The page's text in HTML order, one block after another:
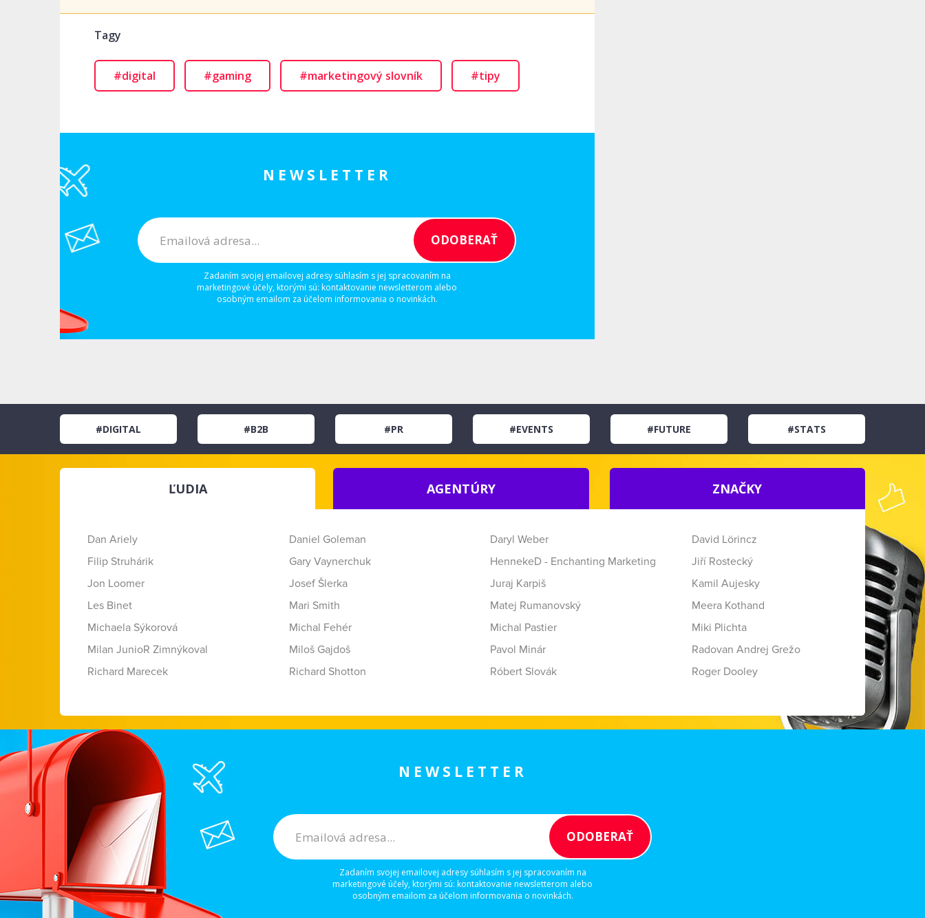
Tagy
#digital #gaming #marketingový slovník #tipy
NEWSLETTER
Zadaním svojej emailovej adresy súhlasím s jej spracovaním na
marketingové účely, ktorými sú: kontaktovanie newsletterom alebo
osobným emailom za účelom informovania o novinkách.
#DIGITAL #B2B #PR #EVENTS #FUTURE #STATS
ĽUDIA AGENTÚRY ZNAČKY
Dan Ariely Daniel Goleman Daryl Weber
David Lörincz
Filip Struhárik
Gary Vaynerchuk HennekeD - Enchanting Marketing
Jiří Rostecký
Jon Loomer
Josef Šlerka Juraj Karpiš
Kamil Aujesky
Les Binet
Mari Smith Matej Rumanovský
Meera Kothand
Michaela Sýkorová
Michal Fehér Michal Pastier
Miki Plichta
Milan JunioR Zimnýkoval
Miloš Gajdoš Pavol Minár
Radovan Andrej Grežo
Richard Marecek
Richard Shotton Róbert Slovák Roger Dooley
NEWSLETTER
Zadaním svojej emailovej adresy súhlasím s jej spracovaním na
marketingové účely, ktorými sú: kontaktovanie newsletterom alebo
osobným emailom za účelom informovania o novinkách.